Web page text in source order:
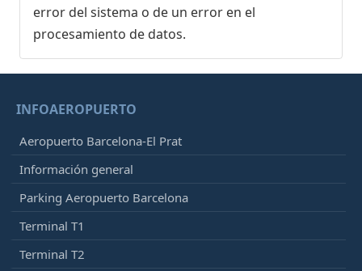
error del sistema o de un error en el
procesamiento de datos.
INFOAEROPUERTO
Aeropuerto Barcelona-El Prat
Información general
Parking Aeropuerto Barcelona
Terminal T1
Terminal T2